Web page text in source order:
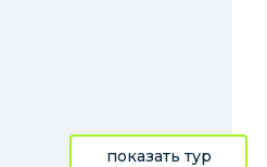
показать тур